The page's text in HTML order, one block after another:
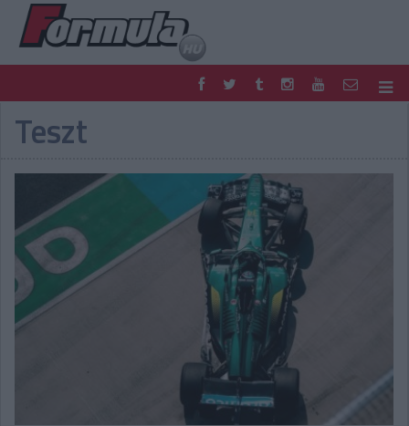
F1
FORMULA
EGYÉB
PODCAST
SHOP
LIVE
TIPPJÁTÉK
DIGITÁLIS MAGAZIN
PONTÁLLÁSOK
VERSENYNAPTÁRAK
Teszt